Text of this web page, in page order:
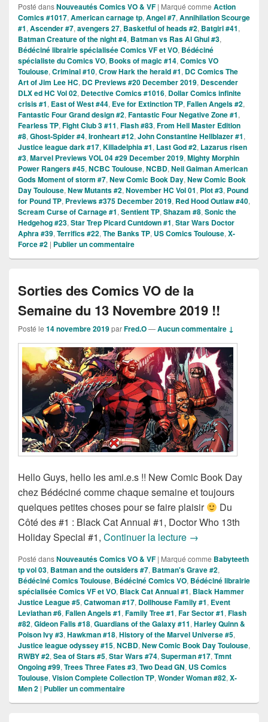
Posté dansNouveautés Comics VO & VF | Marqué comme Action
Comics #1017, American carnage tp, Angel #7, Annihilation Scourge
#1, Ascender #7, avengers 27, Basketful of heads #2, Batgirl #41,
Batman Creature of the night #4, Batman vs Ras Al Ghul #3,
Bédéciné librairie spécialisée Comics VF et VO, Bédéciné
spécialiste du Comics VO, Books of magic #14, Comics VO
Toulouse, Criminal #10, Crow Hark the herald #1, DC Comics The
Art of Jim Lee HC, DC Previews #20 December 2019, Descender
DLX ed HC Vol 02, Detective Comics #1016, Dollar Comics infinite
crisis #1, East of West #44, Eve for Extinction TP, Fallen Angels #2,
Fantastic Four Grand design #2, Fantastic Four Negative Zone #1,
Fearless TP, Fight Club 3 #11, Flash #83, From Hell Master Edition
#8, Ghost-Spider #4, Ironheart #12, John Constantine Hellblazer #1,
Justice league dark #17, Killadelphia #1, Last God #2, Lazarus risen
#3, Marvel Previews VOL 04 #29 December 2019, Mighty Morphin
Power Rangers #45, NCBC Toulouse, NCBD, Neil Gaiman American
Gods Moment of storm #7, New Comic Book Day, New Comic Book
Day Toulouse, New Mutants #2, November HC Vol 01, Plot #3, Pound
for Pound TP, Previews #375 December 2019, Red Hood Outlaw #40,
Scream Curse of Carnage #1, Sentient TP, Shazam #8, Sonic the
Hedgehog #23, Star Trep Picard Cuntdown #1, Star Wars Doctor
Aphra #39, Terrifics #22, The Banks TP, US Comics Toulouse, X-
Force #2 | Publier un commentaire
Sorties des Comics VO de la
Semaine du 13 Novembre 2019 !!
Posté le 14 novembre 2019parFred.O—Aucun commentaire ↓
Hello Guys, hello les ami.e.s !! New Comic Book Day
chez Bédéciné comme chaque semaine et toujours
quelques petites choses pour se faire plaisir
Du
Côté des #1 : Black Cat Annual #1, Doctor Who 13th
Holiday Special #1, Continuer la lecture Sorties des
→
Posté dansNouveautés Comics VO & VF | Marqué comme Babyteeth
tp vol 03, Batman and the outsiders #7, Batman's Grave #2,
Bédéciné Comics Toulouse, Bédéciné Comics VO, Bédéciné librairie
spécialisée Comics VF et VO, Black Cat Annual #1, Black Hammer
Justice League #5, Catwoman #17, Dollhouse Family #1, Event
Leviathan #6, Fallen Angels #1, Family Tree #1, Far Sector #1, Flash
#82, Gideon Falls #18, Guardians of the Galaxy #11, Harley Quinn &
Poison Ivy #3, Hawkman #18, History of the Marvel Universe #5,
Justice league odyssey #15, NCBD, New Comic Book Day Toulouse,
RWBY #2, Sea of Stars #5, Star Wars #74, Superman #17, Tmnt
Ongoing #99, Trees Three Fates #3, Two Dead GN, US Comics
Toulouse, Vision Complete Collection TP, Wonder Woman #82, X-
Men 2 | Publier un commentaire